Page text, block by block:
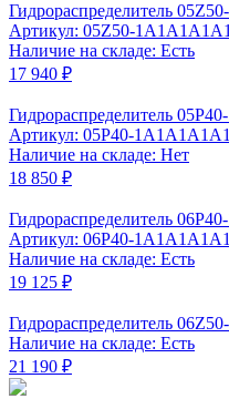
Гидрораспределитель
Артикул: 05Z50-
Наличие на складе: Есть
17 940 ₽
Гидрораспределитель
Артикул: 05Р40-
Наличие на складе: Нет
18 850 ₽
Гидрораспределитель
Артикул: 06P40-
Наличие на складе: Есть
19 125 ₽
Гидрораспределитель
Наличие на складе: Есть
21 190 ₽